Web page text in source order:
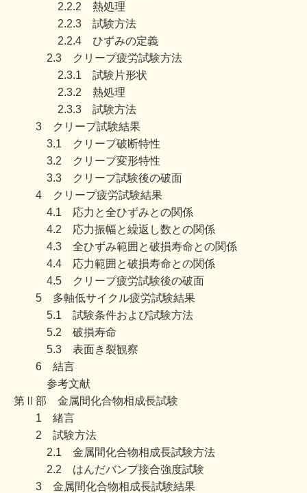
2.2.2 熱処理
2.2.3 試験方法
2.2.4 ひずみの定義
2.3 クリープ疲労試験方法
2.3.1 試験片形状
2.3.2 熱処理
2.3.3 試験方法
3 クリープ試験結果
3.1 クリープ破断特性
3.2 クリープ変形特性
3.3 クリープ試験後の破面
4 クリープ疲労試験結果
4.1 応力と全ひずみとの関係
4.2 応力振幅と繰返し数との関係
4.3 全ひずみ範囲と破損寿命との関係
4.4 応力範囲と破損寿命との関係
4.5 クリープ疲労試験後の破面
5 多軸低サイクル疲労試験結果
5.1 試験条件および試験方法
5.2 破損寿命
5.3 表面き裂観察
6 結言
参考文献
第Ⅱ部 金属間化合物相成長試験
1 緒言
2 試験方法
2.1 金属間化合物相成長試験方法
2.2 はんだバンプ接合強度試験
3 金属間化合物相成長試験結果